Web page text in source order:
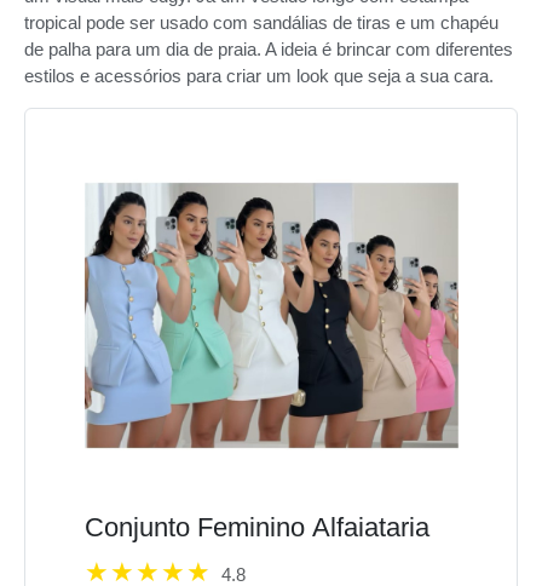
tropical pode ser usado com sandálias de tiras e um chapéu
de palha para um dia de praia. A ideia é brincar com diferentes
estilos e acessórios para criar um look que seja a sua cara.
Conjunto Feminino Alfaiataria
4.8